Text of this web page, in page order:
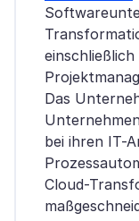
Das
bei ihren IT-
Cloud-